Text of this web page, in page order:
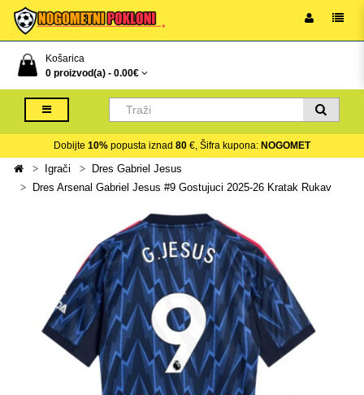
Košarica
0 proizvod(a) - 0.00€
Dobijte 10% popusta iznad 80 €, Šifra kupona: NOGOMET
Igrači
Dres Gabriel Jesus
Dres Arsenal Gabriel Jesus #9 Gostujuci 2025-26 Kratak Rukav